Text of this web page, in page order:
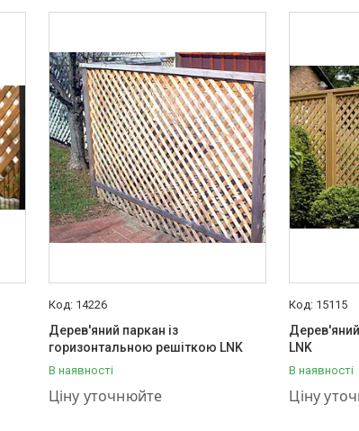
14226
Дерев'яний паркан із
горизонтальною решіткою LNK
В наявності
Ціну уточнюйте
+380 (95) 001-03-55
15115
LNK
В наявності
Ціну
+380 (95)